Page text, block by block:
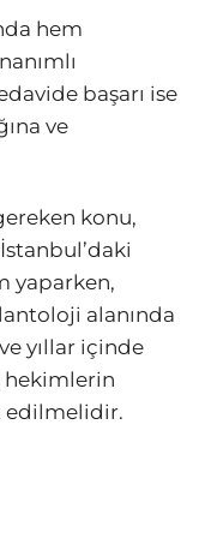
hem
başarı ise
ve
konu,
yaparken,
alanında
yıllar içinde
hekimlerin
edilmelidir.